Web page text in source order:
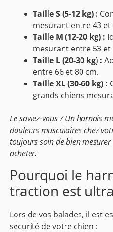
Taille S (5-12 kg) :
mesurant entre 43 et
Taille M (12-20 kg) :
mesurant entre 53 et
Taille L (20-30 kg) :
entre 66 et 80 cm.
Taille XL (30-60 kg) :
grands chiens
Le saviez-vous ? Un harnais
douleurs musculaires chez
toujours soin de bien
acheter.
Pourquoi le
traction est
Lors de vos balades, il est
sécurité de votre chien :